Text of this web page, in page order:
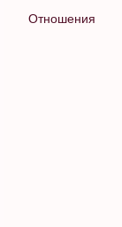
Отношения